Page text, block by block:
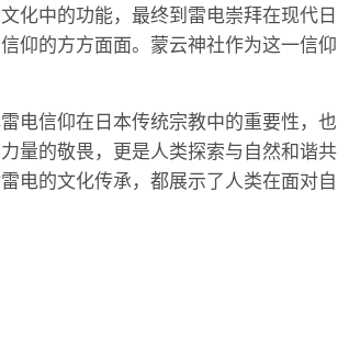
化中的功能，最终到雷电崇拜在现代日
仰的方方面面。蒙云神社作为这一信仰
电信仰在日本传统宗教中的重要性，也
量的敬畏，更是人类探索与自然和谐共
电的文化传承，都展示了人类在面对自